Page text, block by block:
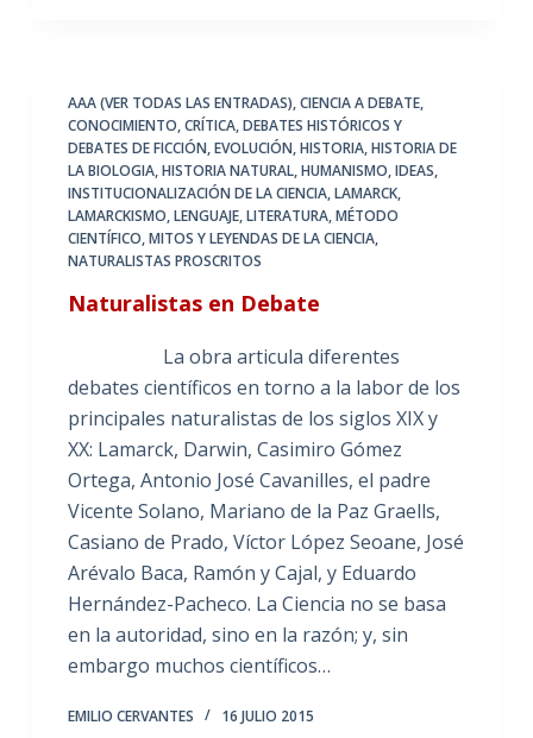
AAA (VER TODAS LAS ENTRADAS),CIENCIA A DEBATE,
CONOCIMIENTO,CRÍTICA,DEBATES HISTÓRICOS Y
DEBATES DE FICCIÓN,EVOLUCIÓN,HISTORIA,HISTORIA DE
LA BIOLOGIA,HISTORIA NATURAL,HUMANISMO,IDEAS,
INSTITUCIONALIZACIÓN DE LA CIENCIA,LAMARCK,
LAMARCKISMO,LENGUAJE,LITERATURA,MÉTODO
CIENTÍFICO,MITOS Y LEYENDAS DE LA CIENCIA,
NATURALISTAS PROSCRITOS
Naturalistas en Debate
La obra articula diferentes
debates científicos en torno a la labor de los
principales naturalistas de los siglos XIX y
XX: Lamarck, Darwin, Casimiro Gómez
Ortega, Antonio José Cavanilles, el padre
Vicente Solano, Mariano de la Paz Graells,
Casiano de Prado, Víctor López Seoane, José
Arévalo Baca, Ramón y Cajal, y Eduardo
Hernández-Pacheco. La Ciencia no se basa
en la autoridad, sino en la razón; y, sin
embargo muchos científicos…
EMILIO CERVANTES 16 JULIO 2015